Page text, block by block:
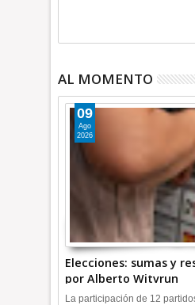
AL MOMENTO
Elecciones: sumas y
por Alberto Witvrun
09
Ago
2026
La participación de 12